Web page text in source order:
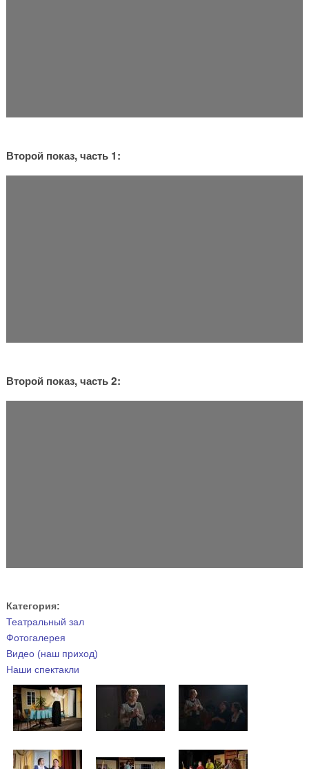
Второй показ, часть 1:
Второй показ, часть 2:
Категория:
Театральный зал
Фотогалерея
Видео (наш приход)
Наши спектакли